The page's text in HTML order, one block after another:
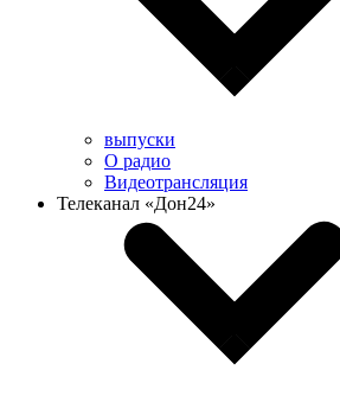
выпуски
О радио
Видеотрансляция
Телеканал «Дон24»